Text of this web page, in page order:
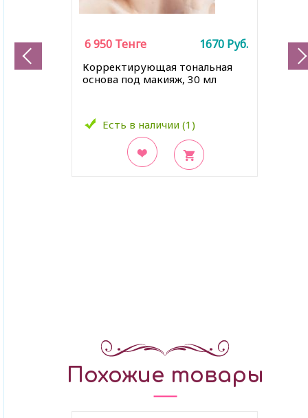
Корректирующая тональная
основа под макияж, 30 мл
Есть в наличии (1)
6 950 Тенге 1670 Руб.
Похожие товары